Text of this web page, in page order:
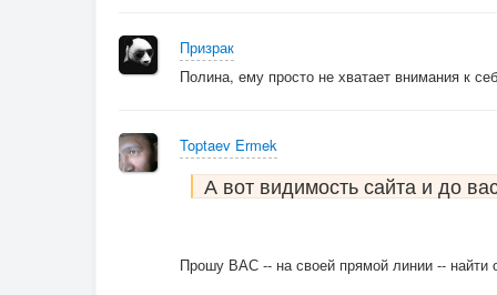
Нам часто твердили, что всем по поступкам и
Но в жизни не так, и не каждый заплатит по
Outro.
Призрак
Полина, ему просто не хватает внимания к
Toptaev Ermek
А вот видимость сайта и до
Прошу ВАС -- на своей прямой линии -- найти